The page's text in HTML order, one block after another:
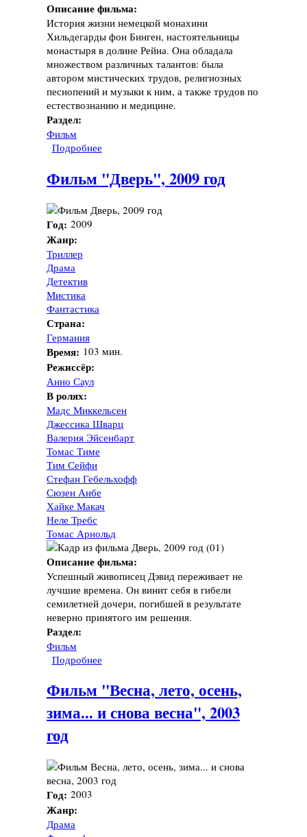
Описание фильма:
История жизни немецкой монахини
Хильдегарды фон Бинген, настоятельницы
монастыря в долине Рейна. Она обладала
множеством различных талантов: была
автором мистических трудов, религиозных
песнопений и музыки к ним, а также трудов по
естествознанию и медицине.
Раздел:
Фильм
Подробнее
Фильм "Дверь", 2009 год
Год: 2009
Жанр:
Триллер
Драма
Детектив
Мистика
Фантастика
Страна:
Германия
Время: 103 мин.
Режиссёр:
Анно Саул
В ролях:
Мадс Миккельсен
Джессика Шварц
Валерия Эйсенбарт
Томас Тиме
Тим Сейфи
Стефан Гебельхофф
Сюзен Анбе
Хайке Макач
Неле Требс
Томас Арнольд
Описание фильма:
Успешный живописец Дэвид переживает не
лучшие времена. Он винит себя в гибели
семилетней дочери, погибшей в результате
неверно принятого им решения.
Раздел:
Фильм
Подробнее
Фильм "Весна, лето, осень,
зима... и снова весна", 2003
год
Год: 2003
Жанр:
Драма